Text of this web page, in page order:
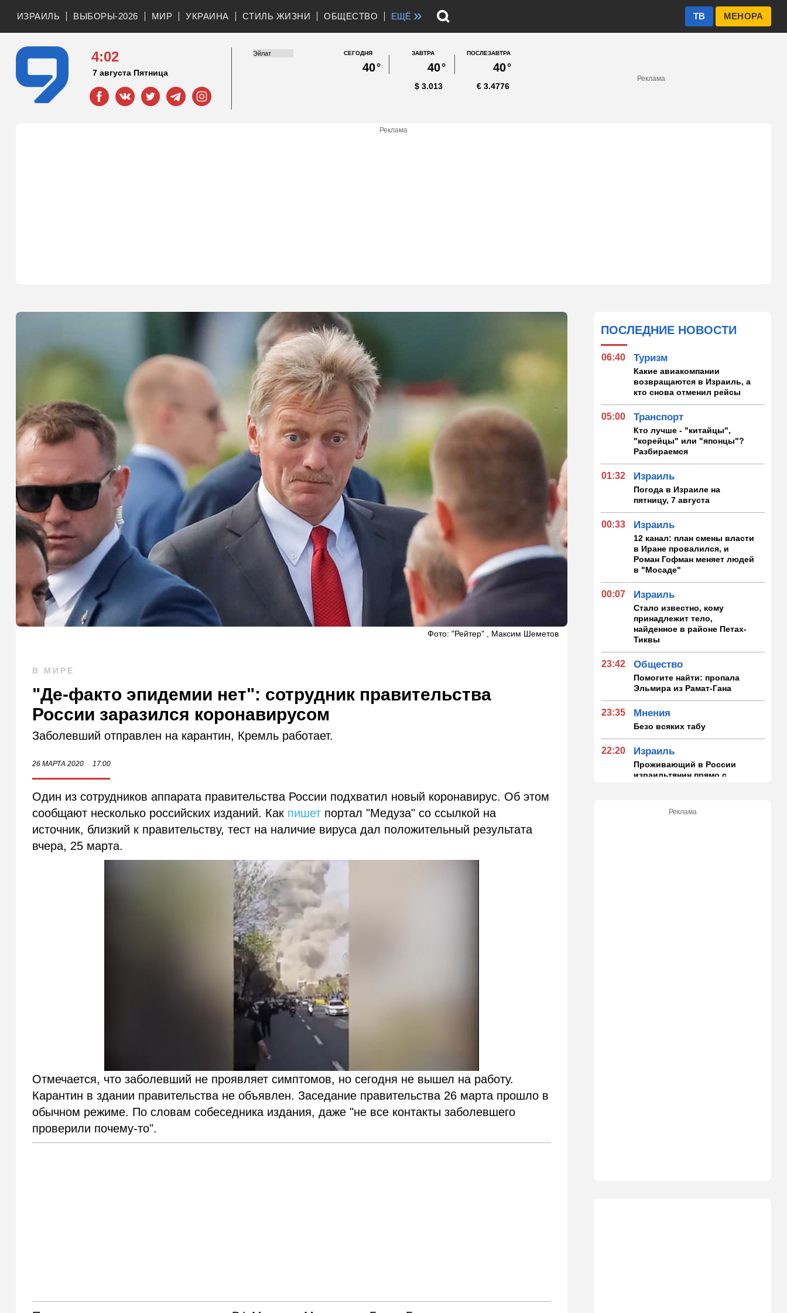
ИЗРАИЛЬ ВЫБОРЫ-2026 МИР УКРАИНА СТИЛЬ ЖИЗНИ ОБЩЕСТВО ЕЩЁ » МЕНОРА
ТВ
4:02
7 августа Пятница
СЕГОДНЯ
40°
ЗАВТРА
40°
ПОСЛЕЗАВТРА
40°
3.013
$ 3.4776
€
Реклама
Реклама
Фото: "Рейтер" , Максим Шеметов
В МИРЕ
"Де-факто эпидемии нет": сотрудник правительства
России заразился коронавирусом
Заболевший отправлен на карантин, Кремль работает.
26 МАРТА 2020 17:00
Один из сотрудников аппарата правительства России подхватил новый коронавирус. Об этом
сообщают несколько российских изданий. Как пишет портал "Медуза" со ссылкой на
источник, близкий к правительству, тест на наличие вируса дал положительный результата
вчера, 25 марта.
Отмечается, что заболевший не проявляет симптомов, но сегодня не вышел на работу.
Карантин в здании правительства не объявлен. Заседание правительства 26 марта прошло в
обычном режиме. По словам собеседника издания, даже "не все контакты заболевшего
проверили почему-то".
ПОСЛЕДНИЕ НОВОСТИ
06:40 Туризм
Какие авиакомпании
возвращаются в Израиль, а
кто снова отменил рейсы
05:00 Транспорт
Кто лучше - "китайцы",
"корейцы" или "японцы"?
Разбираемся
01:32 Израиль
Погода в Израиле на
пятницу, 7 августа
00:33 Израиль
12 канал: план смены власти
в Иране провалился, и
Роман Гофман меняет людей
в "Мосаде"
00:07 Израиль
Стало известно, кому
принадлежит тело,
найденное в районе Петах-
Тиквы
23:42 Общество
Помогите найти: пропала
Эльмира из Рамат-Гана
23:35 Мнения
Безо всяких табу
22:20 Израиль
Проживающий в России
израильтянин прямо с
ИзраильРеклама